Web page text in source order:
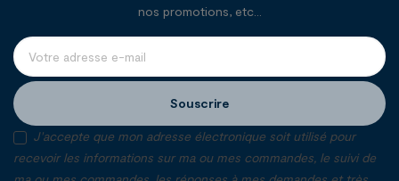
nos promotions, etc...
Souscrire
J'accepte que mon adresse électronique soit utilisé pour
recevoir les informations sur ma ou mes commandes, le suivi de